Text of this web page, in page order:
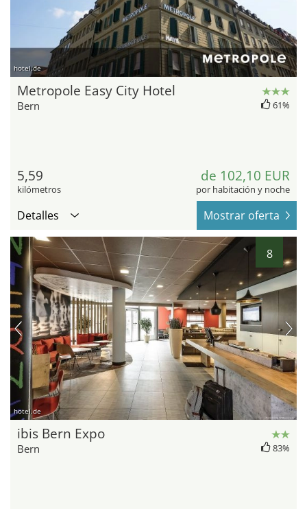
hotel.de
Metropole Easy City Hotel
Bern 61%
5,59
kilómetros
de 102,10 EUR
por habitación y noche
Detalles Mostrar oferta
8
hotel.de
ibis Bern Expo
Bern 83%